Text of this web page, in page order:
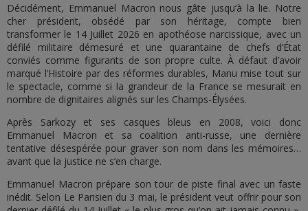
Décidément, Emmanuel Macron nous gâte jusqu’à la lie. Notre
cher président, obsédé par son héritage, compte bien
transformer le 14 Juillet 2026 en apothéose narcissique, avec un
défilé militaire démesuré et une quarantaine de chefs d’État
conviés comme figurants de son propre culte. À défaut d’avoir
marqué l’Histoire par des réformes durables, Manu mise tout sur
le spectacle, comme si la grandeur de la France se mesurait en
nombre de dignitaires alignés sur les Champs-Élysées.
Après Sarkozy et ses casques bleus en 2008, voici donc
Emmanuel Macron et sa coalition anti-russe, une dernière
tentative désespérée pour graver son nom dans les mémoires…
avant que la justice ne s’en charge.
Emmanuel Macron prépare son tour de piste final avec un faste
inédit. Selon Le Parisien du 3 mai, le président veut offrir pour son